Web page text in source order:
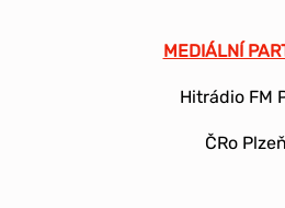
MEDIÁLNÍ
Hitrádio FM
ČRo Plzeň